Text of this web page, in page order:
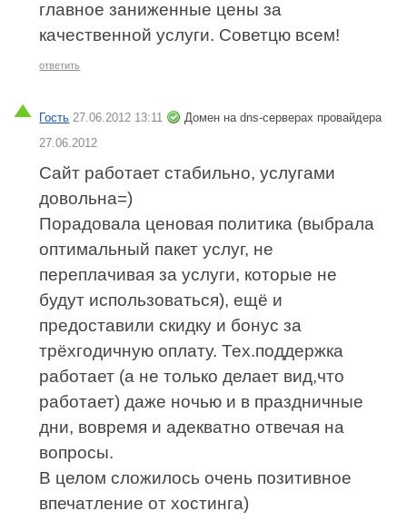
главное заниженные цены за
качественной услуги. Советцю всем!
ответить
Гость 27.06.2012 13:11
Домен на dns-серверах провайдера
27.06.2012
Сайт работает стабильно, услугами
довольна=)
Порадовала ценовая политика (выбрала
оптимальный пакет услуг, не
переплачивая за услуги, которые не
будут использоваться), ещё и
предоставили скидку и бонус за
трёхгодичную оплату. Тех.поддержка
работает (а не только делает вид,что
работает) даже ночью и в праздничные
дни, вовремя и адекватно отвечая на
вопросы.
В целом сложилось очень позитивное
впечатление от хостинга)